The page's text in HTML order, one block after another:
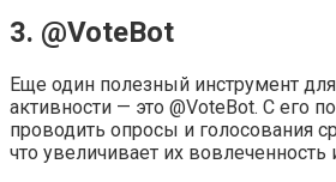
3. @VoteBot
Еще один полезный инструмент
активности — это @VoteBot. С его
проводить опросы и голосования
что увеличивает их вовлеченность